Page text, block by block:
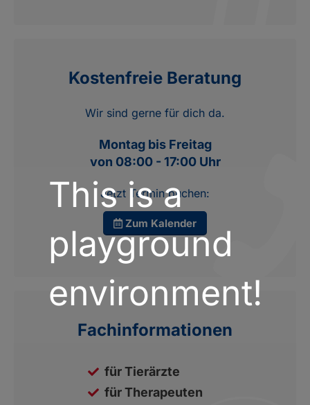
This is a
playground
environment!
Kostenfreie Beratung
Wir sind gerne für dich da.
Montag bis Freitag
von 08:00 - 17:00 Uhr
Jetzt Termin buchen:
Zum Kalender
Fachinformationen
für Tierärzte
für Therapeuten